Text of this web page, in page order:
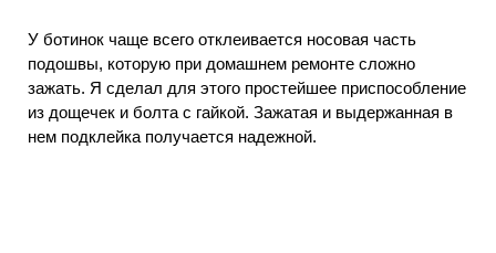
У ботинок чаще всего отклеивается носовая часть
подошвы, которую при домашнем ремонте сложно
зажать. Я сделал для этого простейшее приспособление
из дощечек и болта с гайкой. Зажатая и выдержанная в
нем подклейка получается надежной.